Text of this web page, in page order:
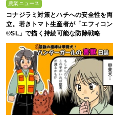
農業ニュース
コナジラミ対策とハチへの安全性を両
立。若きトマト生産者が「エフィコン
®SL」で描く持続可能な防除戦略